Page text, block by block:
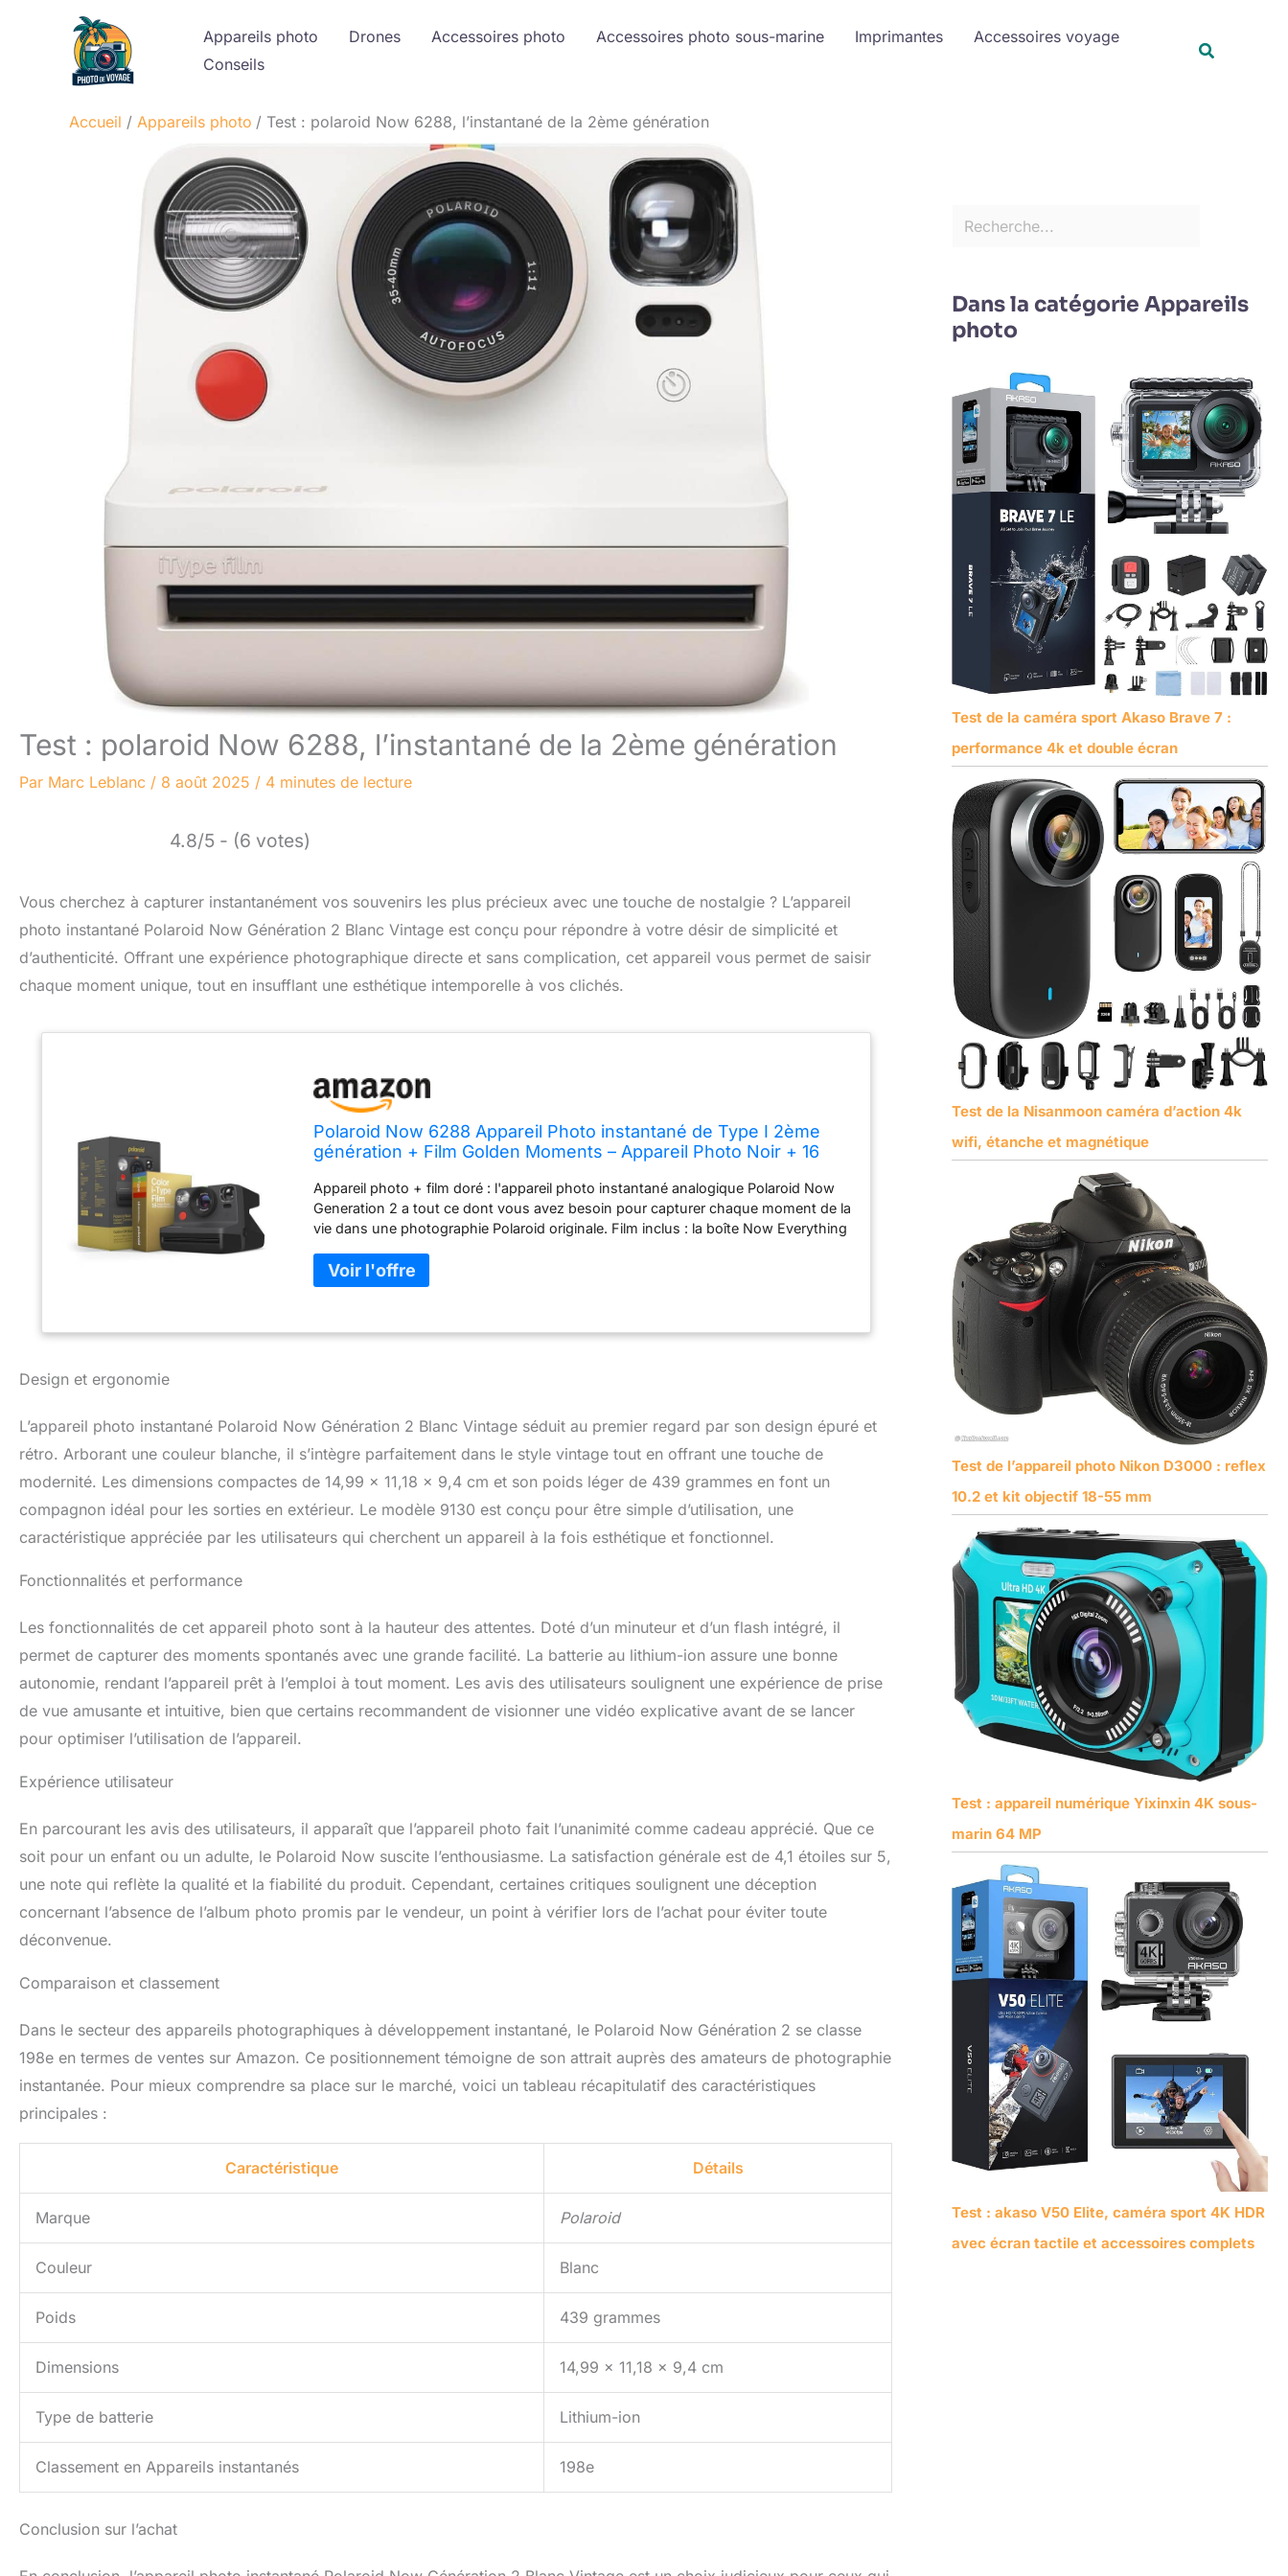
Appareils photo Drones Accessoires photo Accessoires photo sous-marine Imprimantes
Accessoires voyage
Conseils
Accueil Appareils photo Test : polaroid Now 6288, l’instantané de la 2ème génération
Test : polaroid Now 6288, l’instantané de la 2ème génération
Par Marc Leblanc / 8 août 2025 / 4 minutes de lecture
4.8/5 - (6 votes)
Vous cherchez à capturer instantanément vos souvenirs les plus précieux avec une touche de nostalgie ? L’appareil
photo instantané Polaroid Now Génération 2 Blanc Vintage est conçu pour répondre à votre désir de simplicité et
d’authenticité. Offrant une expérience photographique directe et sans complication, cet appareil vous permet de saisir
chaque moment unique, tout en insufflant une esthétique intemporelle à vos clichés.
Polaroid Now 6288 Appareil Photo instantané de Type I 2ème
génération + Film Golden Moments – Appareil Photo Noir + 16
Appareil photo + film doré : l'appareil photo instantané analogique Polaroid Now
Generation 2 a tout ce dont vous avez besoin pour capturer chaque moment de la
vie dans une photographie Polaroid originale. Film inclus : la boîte Now Everything
couleur i-Type Golden Moments (16 photos) pour vous permettre de prendre des
photos dès la sortie de la boîte. Nouveau et amélioré : notre nouvelle caméra
matériaux recyclés et la batterie lithium-ion interne se charge via USB-C Double
600.
Design et ergonomie
L’appareil photo instantané Polaroid Now Génération 2 Blanc Vintage séduit au premier regard par son design épuré et
rétro. Arborant une couleur blanche, il s’intègre parfaitement dans le style vintage tout en offrant une touche de
modernité. Les dimensions compactes de 14,99 x 11,18 x 9,4 cm et son poids léger de 439 grammes en font un
compagnon idéal pour les sorties en extérieur. Le modèle 9130 est conçu pour être simple d’utilisation, une
caractéristique appréciée par les utilisateurs qui cherchent un appareil à la fois esthétique et fonctionnel.
Fonctionnalités et performance
Les fonctionnalités de cet appareil photo sont à la hauteur des attentes. Doté d’un minuteur et d’un flash intégré, il
permet de capturer des moments spontanés avec une grande facilité. La batterie au lithium-ion assure une bonne
autonomie, rendant l’appareil prêt à l’emploi à tout moment. Les avis des utilisateurs soulignent une expérience de prise
de vue amusante et intuitive, bien que certains recommandent de visionner une vidéo explicative avant de se lancer
pour optimiser l’utilisation de l’appareil.
Expérience utilisateur
En parcourant les avis des utilisateurs, il apparaît que l’appareil photo fait l’unanimité comme cadeau apprécié. Que ce
soit pour un enfant ou un adulte, le Polaroid Now suscite l’enthousiasme. La satisfaction générale est de 4,1 étoiles sur 5,
une note qui reflète la qualité et la fiabilité du produit. Cependant, certaines critiques soulignent une déception
concernant l’absence de l’album photo promis par le vendeur, un point à vérifier lors de l’achat pour éviter toute
déconvenue.
Comparaison et classement
Dans le secteur des appareils photographiques à développement instantané, le Polaroid Now Génération 2 se classe
198e en termes de ventes sur Amazon. Ce positionnement témoigne de son attrait auprès des amateurs de photographie
instantanée. Pour mieux comprendre sa place sur le marché, voici un tableau récapitulatif des caractéristiques
principales :
Caractéristique Détails
Marque Polaroid
Couleur Blanc
Poids 439 grammes
Dimensions 14,99 x 11,18 x 9,4 cm
Type de batterie Lithium-ion
Classement en Appareils instantanés 198e
Conclusion sur l’achat
r
Dans la catégorie Appareils
photo
Test de la caméra sport Akaso Brave 7 :
performance 4k et double écran
Test de la Nisanmoon caméra d’action 4k
wifi, étanche et magnétique
Test de l’appareil photo Nikon D3000 : reflex
10.2 et kit objectif 18-55 mm
Test : appareil numérique Yixinxin 4K sous-
marin 64 MP
Test : akaso V50 Elite, caméra sport 4K HDR
avec écran tactile et accessoires complets